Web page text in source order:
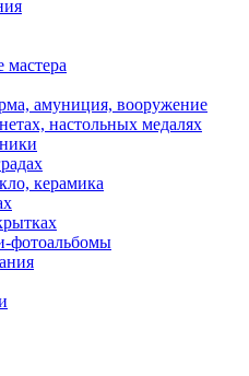
мастера
амуниция, вооружение
настольных медалях
керамика
фотоальбомы